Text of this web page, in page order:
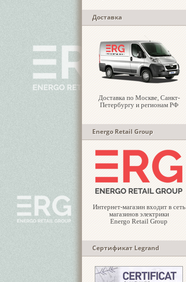
Доставка
Доставка по Москве, Санкт-
Петербургу и регионам РФ
Energo Retail Group
Интернет-магазин входит в сеть
магазинов электрики
Energo Retail Group
Сертификат Legrand